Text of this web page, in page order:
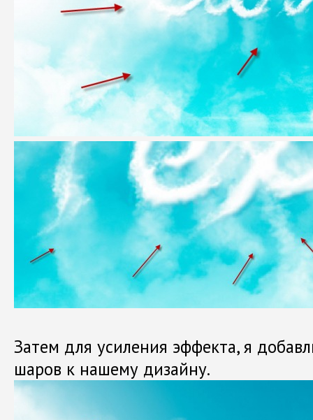
Затем для усиления эффекта, я
шаров к нашему дизайну.